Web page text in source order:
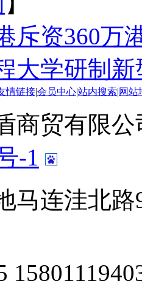
斥资360万
大学研制
情链接会员中心站内搜索 网站
商贸有限
-1
马连洼北